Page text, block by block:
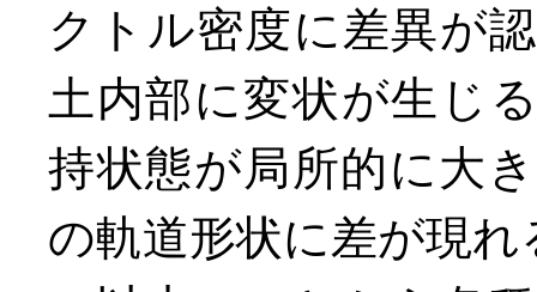
クトル密度に差異が
土内部に変状が生じ
持状態が局所的に大
の軌道形状に差が現